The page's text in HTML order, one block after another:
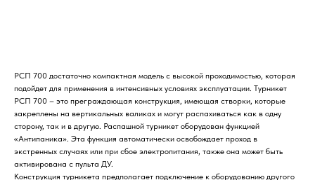
РСП 700 достаточно компактная модель с высокой проходимостью, которая
подойдет для применения в интенсивных условиях эксплуатации. Турникет
РСП 700 – это преграждающая конструкция, имеющая створки, которые
закреплены на вертикальных валиках и могут распахиваться как в одну
сторону, так и в другую. Распашной турникет оборудован функцией
«Антипаника». Эта функция автоматически освобождает проход в
экстренных случаях или при сбое электропитания, также она может быть
активирована с пульта ДУ.
Конструкция турникета предполагает подключение к оборудованию другого